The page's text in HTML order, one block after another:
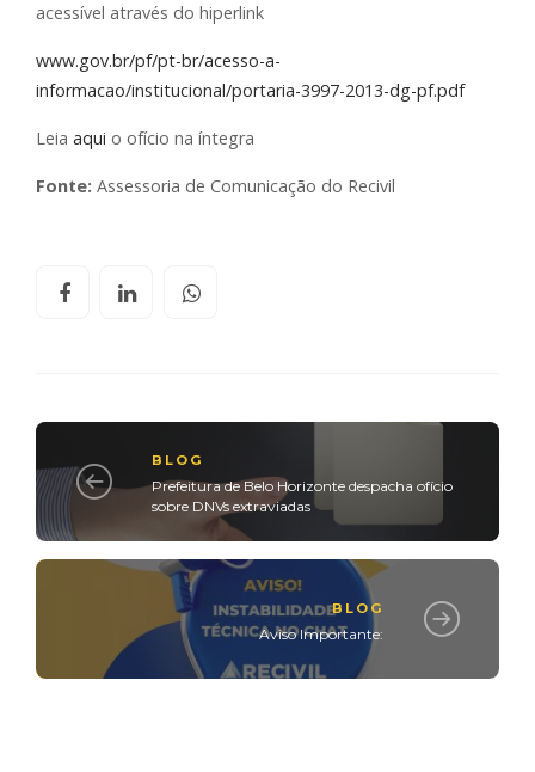
acessível através do hiperlink
www.gov.br/pf/pt-br/acesso-a-
informacao/institucional/portaria-3997-2013-dg-pf.pdf
Leia aqui o ofício na íntegra
Fonte: Assessoria de Comunicação do Recivil
BLOG
Prefeitura de Belo Horizonte despacha ofício
sobre DNVs extraviadas
BLOG
Aviso Importante: